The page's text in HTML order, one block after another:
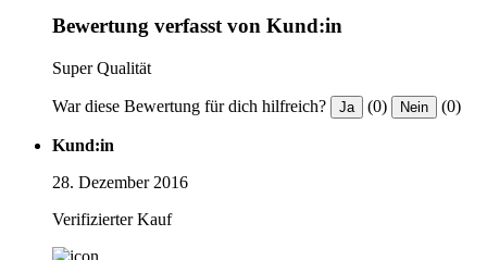
Bewertung verfasst von Kund:in
Super Qualität
War diese Bewertung für dich hilfreich? Ja (0) Nein (0)
Kund:in
28. Dezember 2016
Verifizierter Kauf